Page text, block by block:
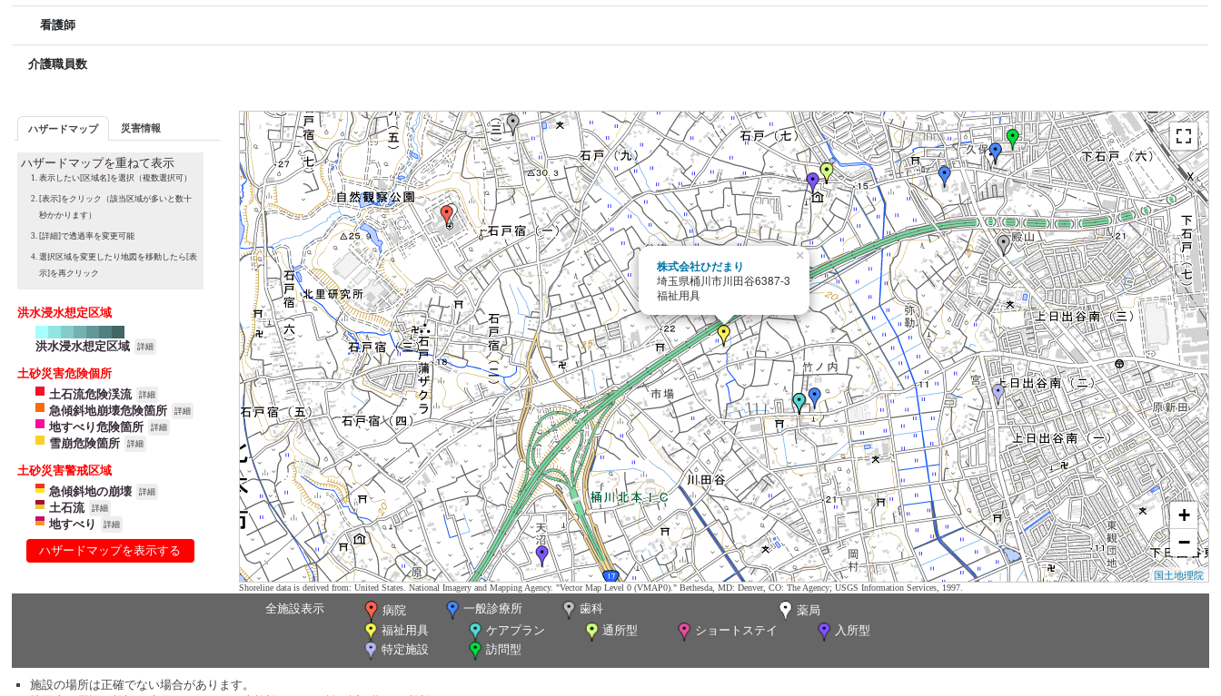
看護師
介護職員数
ハザードマップ 災害情報
ハザードマップを重ねて表示
表示したい[区域名]を選択（複数選択可）
[表示]をクリック（該当区域が多いと数十
秒かかります）
[詳細]で透過率を変更可能
選択区域を変更したり地図を移動したら[表
示]を再クリック
洪水浸水想定区域
洪水浸水想定区域 詳細
土砂災害危険個所
土石流危険渓流
詳細
急傾斜地崩壊危険箇所 詳細
地すべり危険箇所 詳細
雪崩危険箇所 詳細
土砂災害警戒区域
急傾斜地の崩壊
詳細
土石流 詳細
地すべり 詳細
ハザードマップを表示する
株式会社ひだまり
埼玉県桶川市川田谷6387-3
福祉用具
×
+
−
国土地理院
Shoreline data is derived from: United States. National Imagery and Mapping Agency. "Vector Map Level 0 (VMAP0)." Bethesda, MD: Denver, CO: The Agency; USGS Information Services, 1997.
全施設表示 病院 一般診療所 歯科
薬局
福祉用具
ケアプラン 通所型 ショートステイ
入所型
特定施設
訪問型
施設の場所は正確でない場合があります。